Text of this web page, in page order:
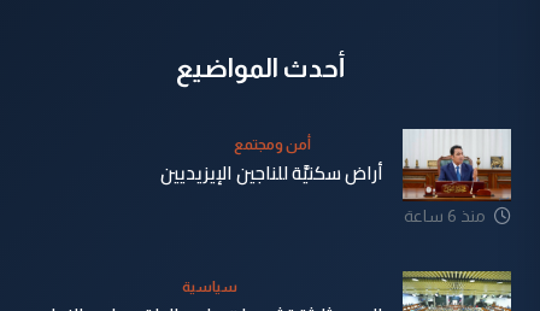
أحدث المواضيع
منذ 6 ساعة
أمن ومجتمع
أراض سكنيَّة للناجين الإيزيديين
سياسية